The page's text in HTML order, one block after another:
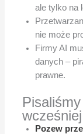
ale tylko na
nie może
Firmy AI
danych –
prawne.
wcześniej
Pozew